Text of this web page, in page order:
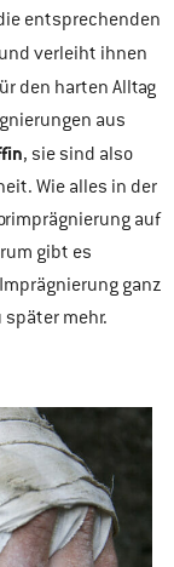
entsprechenden
und verleiht ihnen
den harten Alltag
aus
, sie sind also
Wie alles in der
auf
gibt es
ganz
mehr.